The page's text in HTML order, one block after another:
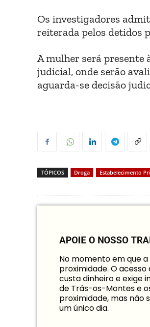
Os investigadores
reiterada pelos detidos
A mulher será
judicial, onde serão
aguarda-se decisão
TÓPICOS Droga Estabelecimento
APOIE O NOSSO
No momento em que
proximidade. O
custa dinheiro e exige
de Trás-os-Montes e
proximidade, mas não
um único dia.